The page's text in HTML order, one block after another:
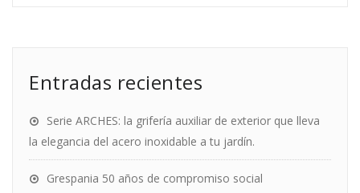
Entradas recientes
Serie ARCHES: la grifería auxiliar de exterior que lleva
la elegancia del acero inoxidable a tu jardín.
Grespania 50 años de compromiso social